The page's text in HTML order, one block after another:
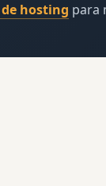
hosting para